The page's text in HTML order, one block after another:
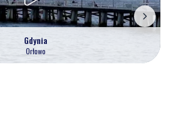
Gdynia
Orłowo